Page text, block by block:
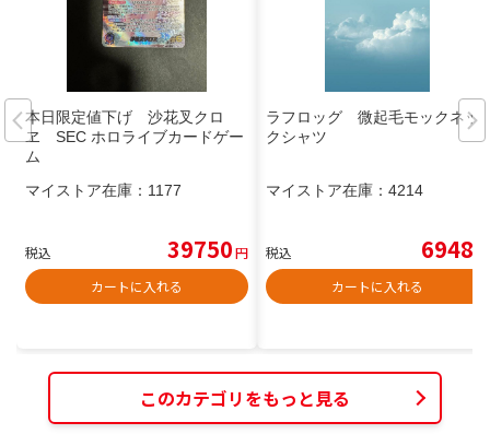
本日限定値下げ 沙花叉クロ
ヱ SEC ホロライブカードゲー
ム
マイストア在庫： 1177
税込 39750円
カートに入れる
ラフロッグ 微起毛モックネッ
クシャツ
マイストア在庫： 4214
税込 6948
カートに入れる
このカテゴリをもっと見る